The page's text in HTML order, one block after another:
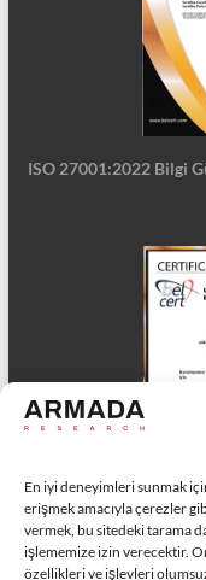
En iyi deneyimleri sunmak
erişmek amacıyla çerezler
vermek, bu sitedeki tarama
işlememize izin verecektir.
özellikleri ve işlevleri
ISO 27001:2022 Bilgi